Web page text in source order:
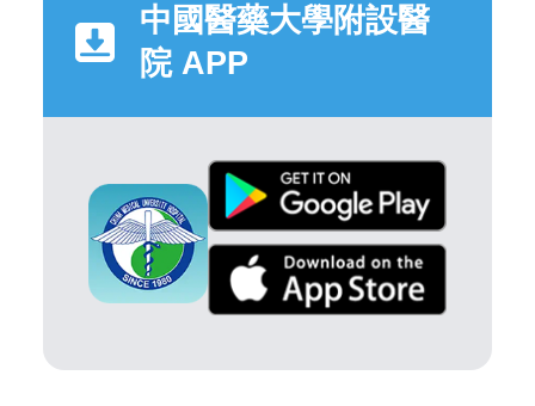
中國醫藥大學附設醫
院 APP